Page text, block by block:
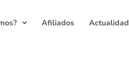
Afiliados Actualidad